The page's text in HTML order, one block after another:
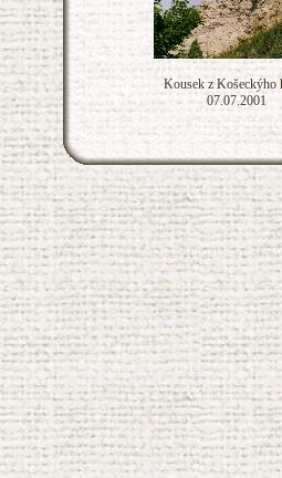
Kousek z Košeckýho
07.07.2001